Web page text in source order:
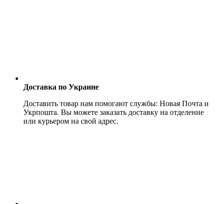
Доставка по Украине
Доставить товар нам помогают службы: Новая Почта и
Укрпошта. Вы можете заказать доставку на отделение
или курьером на свой адрес.